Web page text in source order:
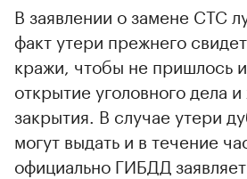
В заявлении о замене СТС
факт утери прежнего
кражи, чтобы не пришлось
открытие уголовного дела
закрытия. В случае утери
могут выдать и в течение
официально ГИБДД